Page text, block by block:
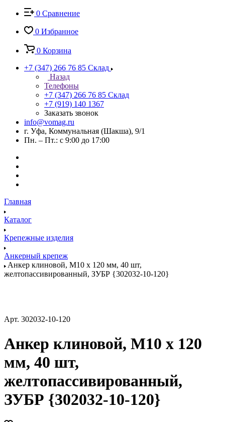
0 Сравнение
0 Избранное
0 Корзина
+7 (347) 266 76 85 Склад
Назад
Телефоны
+7 (347) 266 76 85 Склад
+7 (919) 140 1367
Заказать звонок
info@vomag.ru
г. Уфа, Коммунальная (Шакша), 9/1
Пн. – Пт.: с 9:00 до 17:00
Главная
Каталог
Крепежные изделия
Анкерный крепеж
Анкер клиновой, М10 x 120 мм, 40 шт,
желтопассивированный, ЗУБР {302032-10-120}
Арт. 302032-10-120
Анкер клиновой, М10 x 120
мм, 40 шт,
желтопассивированный,
ЗУБР {302032-10-120}